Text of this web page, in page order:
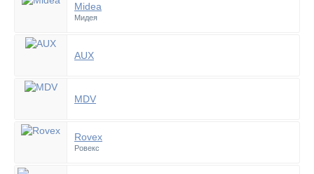
Midea
Мидея
AUX
MDV
Rovex
Ровекс